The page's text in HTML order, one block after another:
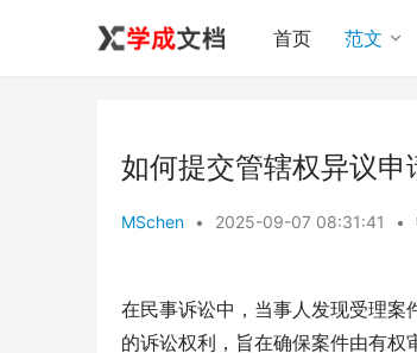
首页 范文
如何提交管辖权异议申
MSchen • 2025-09-07 08:31:41 •
在民事诉讼中，当事人发现受理案
的诉讼权利，旨在确保案件由有